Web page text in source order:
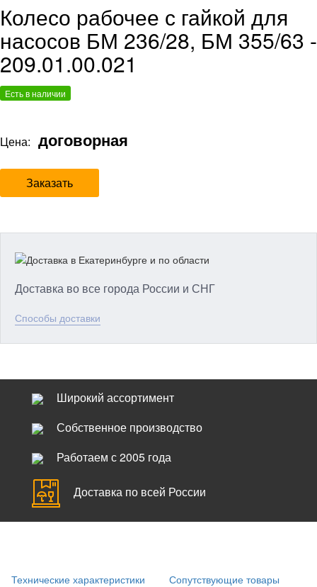
Колесо рабочее с гайкой для
насосов БМ 236/28, БМ 355/63 -
209.01.00.021
Есть в наличии
Цена: договорная
Заказать
Доставка во все города России и СНГ
Способы доставки
Широкий ассортимент
Собственное производство
Работаем с 2005 года
Доставка по всей России
Технические характеристики Сопутствующие товары